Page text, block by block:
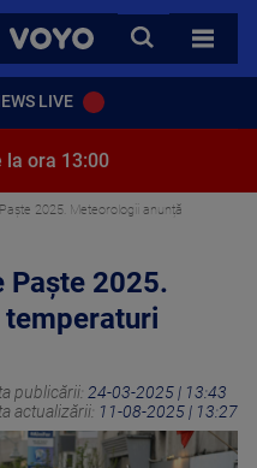
VOYO
CAUTA
TOATE
LIVE
la ora 13:00
2025. Meteorologii anunță
Paște 2025.
publicării: 24-03-2025 | 13:43
actualizării: 11-08-2025 | 13:27